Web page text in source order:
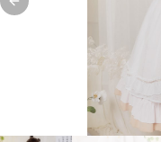
Previous slide